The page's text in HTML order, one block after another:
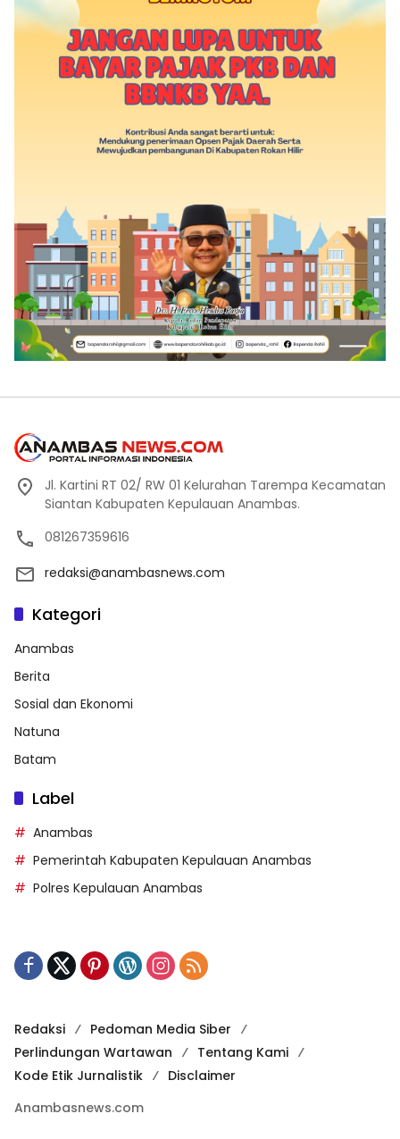
Jl. Kartini RT 02/ RW 01 Kelurahan Tarempa Kecamatan
Siantan Kabupaten Kepulauan Anambas.
081267359616
redaksi@anambasnews.com
Kategori
Anambas
Berita
Sosial dan Ekonomi
Natuna
Batam
Label
Anambas
Pemerintah Kabupaten Kepulauan Anambas
Polres Kepulauan Anambas
Redaksi
Pedoman Media Siber
Perlindungan Wartawan
Tentang Kami
Kode Etik Jurnalistik
Disclaimer
Anambasnews.com